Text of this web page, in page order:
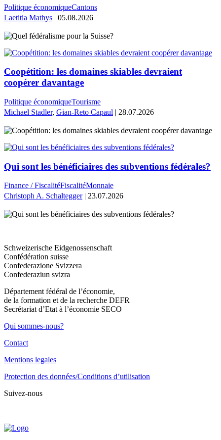
Politique économiqueCantons
Laetitia Mathys | 05.08.2026
Coopétition: les domaines skiables devraient
coopérer davantage
Politique économiqueTourisme
Michael Stadler, Gian-Reto Capaul | 28.07.2026
Qui sont les bénéficiaires des subventions fédérales?
Finance / FiscalitéFiscalitéMonnaie
Christoph A. Schaltegger| 23.07.2026
Schweizerische Eidgenossenschaft
Confédération suisse
Confederazione Svizzera
Confederaziun svizra
Département fédéral de l’économie,
de la formation et de la recherche DEFR
Secrétariat d’Etat à l’économie SECO
Qui sommes-nous?
Contact
Mentions legales
Protection des données/Conditions d’utilisation
Suivez-nous